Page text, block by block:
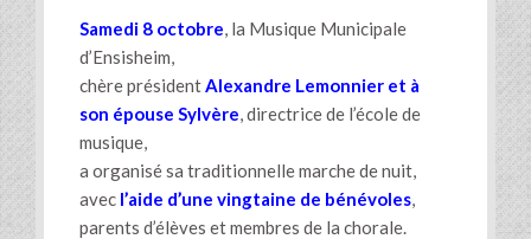
Samedi 8 octobre, la Musique Municipale
d’Ensisheim,
chère présidentAlexandre Lemonnier et à
son épouse Sylvère, directrice de l’école de
musique,
a organisé sa traditionnelle marche de nuit,
avec l’aide d’une vingtaine de bénévoles,
parents d’élèves et membres de la chorale.